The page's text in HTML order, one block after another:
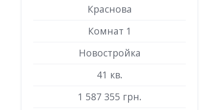
Краснова
Комнат 1
Новостройка
41 кв.
1 587 355 грн.